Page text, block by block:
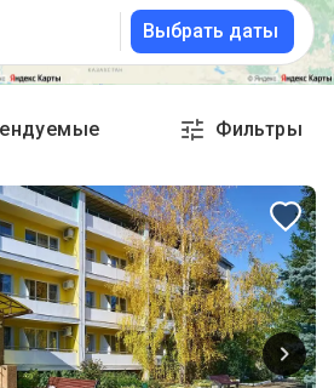
Выбрать даты
Фильтры